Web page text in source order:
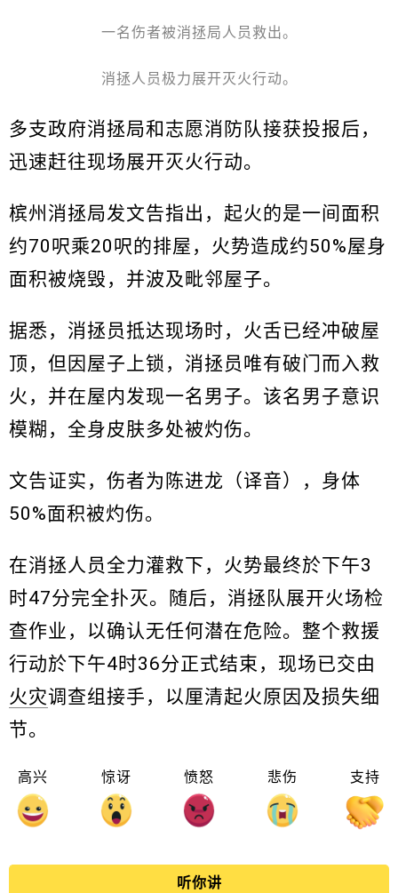
一名伤者被消拯局人员救出。
消拯人员极力展开灭火行动。
多支政府消拯局和志愿消防队接获投报后，
迅速赶往现场展开灭火行动。
槟州消拯局发文告指出，起火的是一间面积
约70呎乘20呎的排屋，火势造成约50%屋身
面积被烧毁，并波及毗邻屋子。
据悉，消拯员抵达现场时，火舌已经冲破屋
顶，但因屋子上锁，消拯员唯有破门而入救
火，并在屋内发现一名男子。该名男子意识
模糊，全身皮肤多处被灼伤。
文告证实，伤者为陈进龙（译音），身体
50%面积被灼伤。
在消拯人员全力灌救下，火势最终於下午3
时47分完全扑灭。随后，消拯队展开火场检
查作业，以确认无任何潜在危险。整个救援
行动於下午4时36分正式结束，现场已交由
火灾调查组接手，以厘清起火原因及损失细
节。
高兴 惊讶 愤怒 悲伤 支持
听你讲